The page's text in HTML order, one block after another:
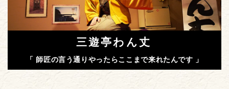
三遊亭わん丈
「 師匠の言う通りやったらここまで来れたんです 」